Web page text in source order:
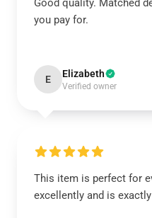
Good quality. Matched
you pay for.
E Elizabeth
Verified owner
This item is perfect for
excellently and is